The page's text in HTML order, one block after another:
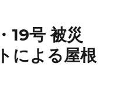
19号 被災
による屋根